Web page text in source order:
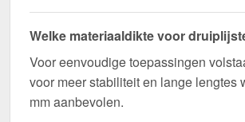
Welke materiaaldikte voor
Voor eenvoudige toepassingen
voor meer stabiliteit en lange lengtes
mm aanbevolen.